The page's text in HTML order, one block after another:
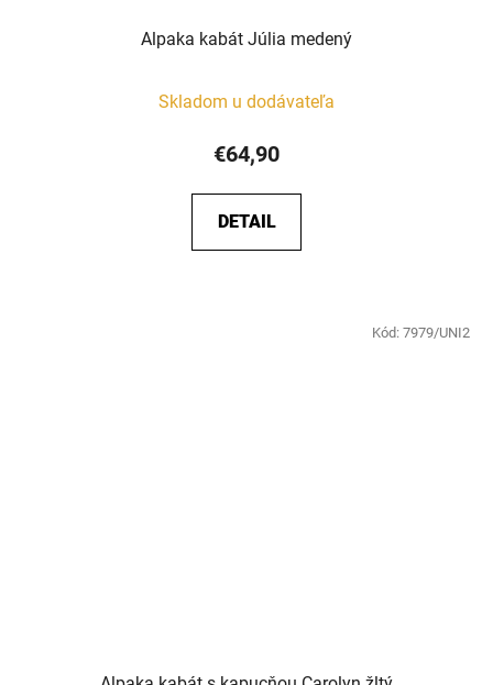
Alpaka kabát Júlia medený
Skladom u dodávateľa
€64,90
DETAIL
Kód: 7979/UNI2